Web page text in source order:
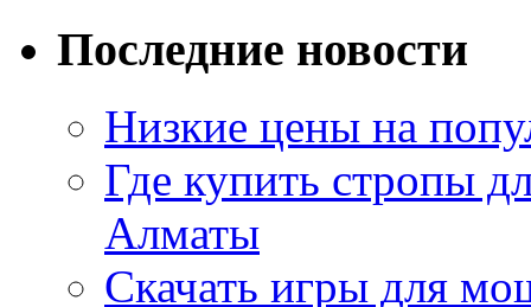
Последние новости
Низкие цены на
Где купить стропы
Алматы
Скачать игры для